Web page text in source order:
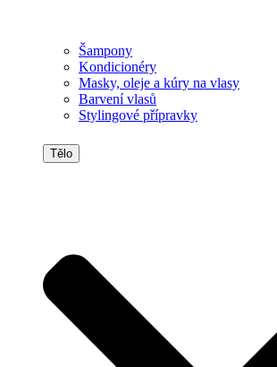
Šampony
Kondicionéry
Masky, oleje a kúry na vlasy
Barvení vlasů
Stylingové přípravky
Tělo